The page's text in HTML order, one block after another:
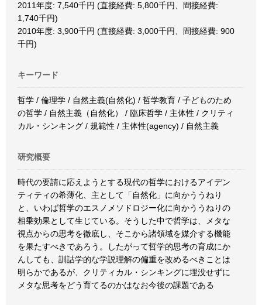
2011年度: 7,540千円 (直接経費: 5,800千円、間接経費:
1,740千円)
2010年度: 3,900千円 (直接経費: 3,000千円、間接経費: 900
千円)
キーワード
哲学 / 倫理学 / 自然主義(自然化) / 哲学教育 / 子どものため
の哲学 / 自然主義（自然化） / 臨床哲学 / 主体性 / クリティ
カル・シンキング / 規範性 / 主体性(agency) / 自然主義
研究概要
時代の要請に応えようとする現代の哲学におけるアイデン
ティティの希薄化、主として「自然化」に向かううねり
と、いわば哲学のエスノメソドロジー化に向かううねりの
相乗効果として生じている。そうした中で哲学は、メタな
視点からの思考を徹底し、そこから諸領域を媒介する機能
を果たすべきであろう。したがって哲学的思考の育成にか
んしても、訓詁学的な学説理解の偏重を改めるべきことは
明らかであるが、クリティカル・シンキングに埋没せずに
メタな思考をどう育てるのかはなお今後の課題である